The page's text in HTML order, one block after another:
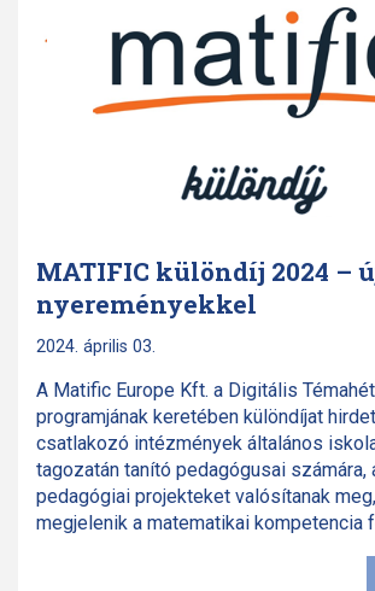
MATIFIC különdíj 2024 –
nyereményekkel
2024. április 03.
A Matific Europe Kft. a Digitális
programjának keretében különdíjat
csatlakozó intézmények általános
tagozatán tanító pedagógusai számára,
pedagógiai projekteket valósítanak
megjelenik a matematikai kompetencia